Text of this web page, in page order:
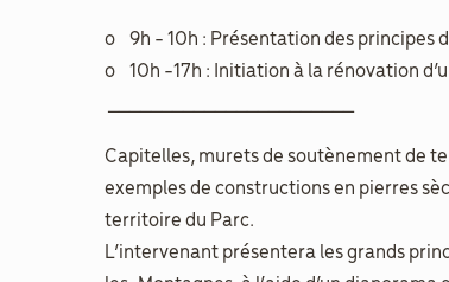
o 9h - 10h : Présentation des principes
o 10h -17h : Initiation à la rénovation
Capitelles, murets de soutènement de
exemples de constructions en pierres
territoire du Parc.
L’intervenant présentera les grands